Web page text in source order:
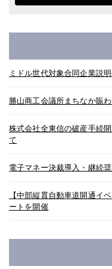
ミドル世代対象合同企業説
勝山商工会議所まちなか賑
株式会社全東信の破産手続
て
電子マネー決裁導入・継続
【中部縦貫自動車道開通イ
ートを開催